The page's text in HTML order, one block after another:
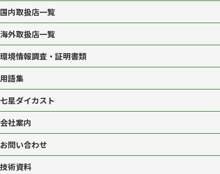
国内取扱店一覧
海外取扱店一覧
環境情報調査・証明書類
用語集
七星ダイカスト
会社案内
お問い合わせ
技術資料